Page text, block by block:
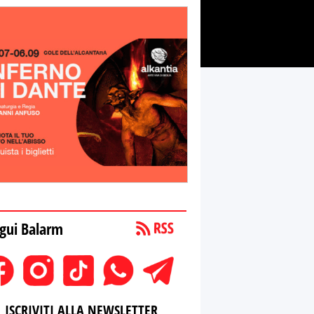
Balarm
ISCRIVITI ALLA NEWSLETTER